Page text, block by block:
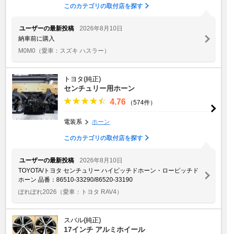
このカテゴリの取付店を探す
ユーザーの最新投稿
2026年8月10日
納車前に購入
M0M0 （愛車：スズキ ハスラー）
トヨタ(純正)
センチュリー用ホーン
4.76 （574件）
電装系 ホーン
このカテゴリの取付店を探す
ユーザーの最新投稿
2026年8月10日
TOYOTA/トヨタ センチュリー ハイピッチドホーン・ローピッチド
ホーン 品番：86510-33290/86520-33190
ぽれぽれ2026 （愛車：トヨタ RAV4）
スバル(純正)
17インチ アルミホイール